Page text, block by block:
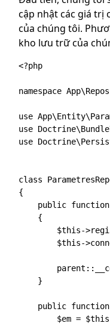
cập nhật các giá trị
của chúng tôi.
kho lưu trữ của
<?php
namespace
use
use
use
class
{
public
    {
$this-
$this-
    }
public
$em =